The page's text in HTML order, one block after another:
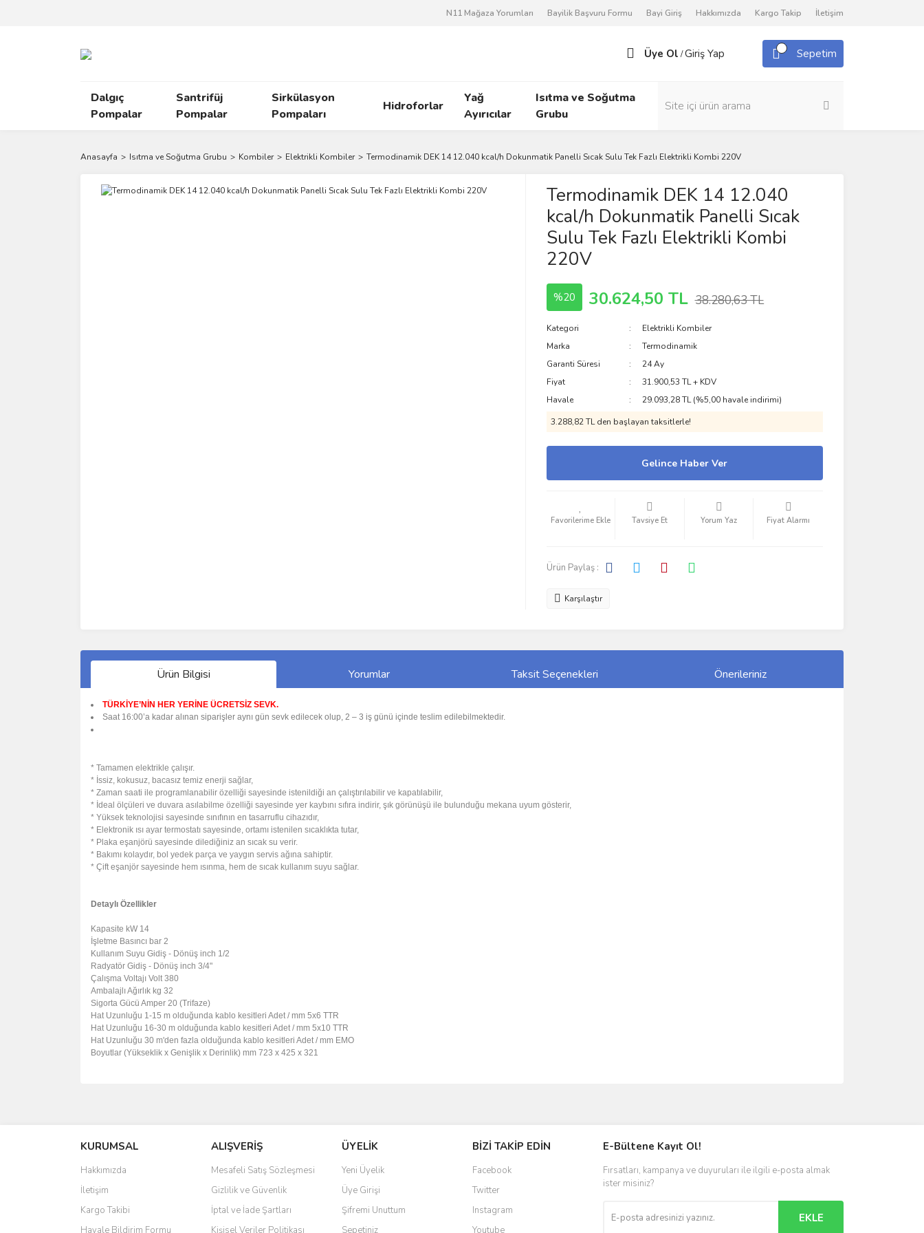
N11 Mağaza Yorumları Bayilik Başvuru Formu Bayi Giriş Hakkımızda Kargo Takip İletişim
Üye Ol /Giriş Yap Sepetim
Dalgıç
Pompalar
Santrifüj
Pompalar
Sirkülasyon
Pompaları
Hidroforlar
Yağ
Ayırıcılar
Isıtma ve Soğutma
Grubu
Anasayfa Isıtma ve Soğutma Grubu Kombiler Elektrikli Kombiler Termodinamik DEK 14 12.040 kcal/h Dokunmatik Panelli Sıcak Sulu Tek Fazlı Elektrikli Kombi 220V
Termodinamik DEK 14 12.040
kcal/h Dokunmatik Panelli Sıcak
Sulu Tek Fazlı Elektrikli Kombi
220V
%20 30.624,50 TL 38.280,63 TL
Kategori
Elektrikli Kombiler
Marka
Termodinamik
Garanti Süresi
24 Ay
Fiyat
31.900,53 TL + KDV
Havale
29.093,28 TL (%5,00 havale indirimi)
3.288,82 TL den başlayan taksitlerle!
Gelince Haber Ver
Tavsiye Et Yorum Yaz Fiyat Alarmı
Ürün Paylaş :
Karşılaştır
Ürün Bilgisi Yorumlar Taksit Seçenekleri Önerileriniz
TÜRKİYE’NİN HER YERİNE ÜCRETSİZ SEVK.
Saat 16:00’a kadar alınan siparişler aynı gün sevk edilecek olup, 2 – 3 iş günü içinde teslim edilebilmektedir.
* Tamamen elektrikle çalışır.
* İssiz, kokusuz, bacasız temiz enerji sağlar,
* Zaman saati ile programlanabilir özelliği sayesinde istenildiği an çalıştırılabilir ve kapatılabilir,
* İdeal ölçüleri ve duvara asılabilme özelliği sayesinde yer kaybını sıfıra indirir, şık görünüşü ile bulunduğu mekana uyum gösterir,
* Yüksek teknolojisi sayesinde sınıfının en tasarruflu cihazıdır,
* Elektronik ısı ayar termostatı sayesinde, ortamı istenilen sıcaklıkta tutar,
* Plaka eşanjörü sayesinde dilediğiniz an sıcak su verir.
* Bakımı kolaydır, bol yedek parça ve yaygın servis ağına sahiptir.
* Çift eşanjör sayesinde hem ısınma, hem de sıcak kullanım suyu sağlar.
Detaylı Özellikler
Kapasite kW 14
İşletme Basıncı bar 2
Kullanım Suyu Gidiş - Dönüş inch 1/2
Radyatör Gidiş - Dönüş inch 3/4"
Çalışma Voltajı Volt 380
Ambalajlı Ağırlık kg 32
Sigorta Gücü Amper 20 (Trifaze)
Hat Uzunluğu 1-15 m olduğunda kablo kesitleri Adet / mm 5x6 TTR
Hat Uzunluğu 16-30 m olduğunda kablo kesitleri Adet / mm 5x10 TTR
Hat Uzunluğu 30 m'den fazla olduğunda kablo kesitleri Adet / mm EMO
Boyutlar (Yükseklik x Genişlik x Derinlik) mm 723 x 425 x 321
Ürün resmi kalitesiz, bozuk veya görüntülenemiyor.
Ürün açıklamasında eksik bilgiler bulunuyor.
Ürün bilgilerinde hatalar bulunuyor.
Ürün fiyatı diğer sitelerden daha pahalı.
Bu ürüne benzer farklı alternatifler olmalı.
KURUMSAL
Hakkımızda
İletişim
Kargo Takibi
Havale Bildirim Formu
ALIŞVERİŞ
Mesafeli Satış Sözleşmesi
Gizlilik ve Güvenlik
İptal ve İade Şartları
Kişisel Veriler Politikası
ÜYELİK
Yeni Üyelik
Üye Girişi
Şifremi Unuttum
Sepetiniz
BİZİ TAKİP EDİN
Facebook
Twitter
Instagram
Youtube
E-Bültene Kayıt Ol!
Fırsatları, kampanya ve duyuruları ile ilgili e-posta almak
ister misiniz?
EKLE